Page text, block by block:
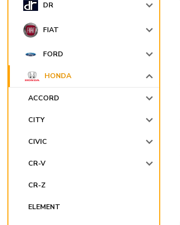
DR
FIAT
FORD
HONDA
ACCORD
CITY
CIVIC
CR-V
CR-Z
ELEMENT